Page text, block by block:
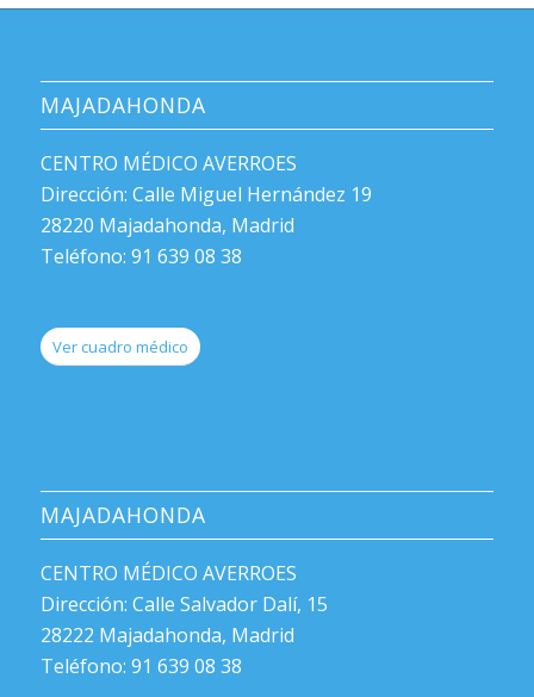
MAJADAHONDA
CENTRO MÉDICO AVERROES
Dirección: Calle Miguel Hernández 19
28220 Majadahonda, Madrid
Teléfono: 91 639 08 38
Ver cuadro médico
MAJADAHONDA
CENTRO MÉDICO AVERROES
Dirección: Calle Salvador Dalí, 15
28222 Majadahonda, Madrid
Teléfono: 91 639 08 38